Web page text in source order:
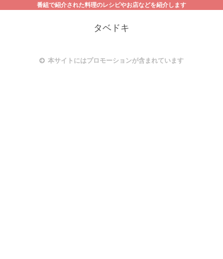
番組で紹介された料理のレシピやお店などを紹介します
タベドキ
本サイトにはプロモーションが含まれています